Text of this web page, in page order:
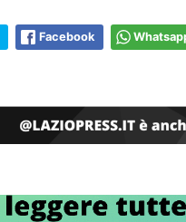
Facebook